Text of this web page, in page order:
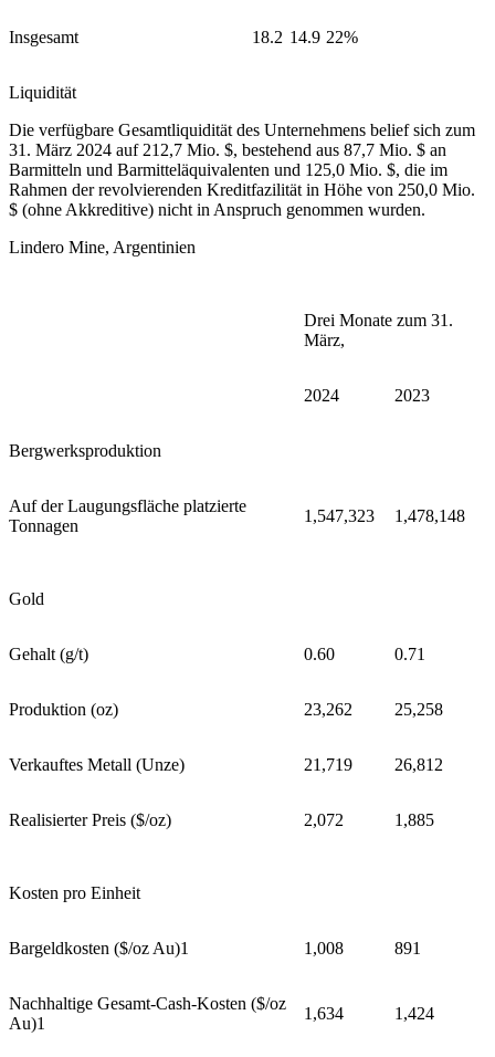
Insgesamt 18.2 14.9 22%
Liquidität
Die verfügbare Gesamtliquidität des Unternehmens belief sich zum
31. März 2024 auf 212,7 Mio. $, bestehend aus 87,7 Mio. $ an
Barmitteln und Barmitteläquivalenten und 125,0 Mio. $, die im
Rahmen der revolvierenden Kreditfazilität in Höhe von 250,0 Mio.
$ (ohne Akkreditive) nicht in Anspruch genommen wurden.
Lindero Mine, Argentinien
Drei Monate zum 31.
März,
2024 2023
Bergwerksproduktion
Auf der Laugungsfläche platzierte
Tonnagen
1,547,323 1,478,148
Gold
Gehalt (g/t) 0.60 0.71
Produktion (oz) 23,262 25,258
Verkauftes Metall (Unze) 21,719 26,812
Realisierter Preis ($/oz) 2,072 1,885
Kosten pro Einheit
Bargeldkosten ($/oz Au)1 1,008 891
Nachhaltige Gesamt-Cash-Kosten ($/oz
Au)1
1,634 1,424